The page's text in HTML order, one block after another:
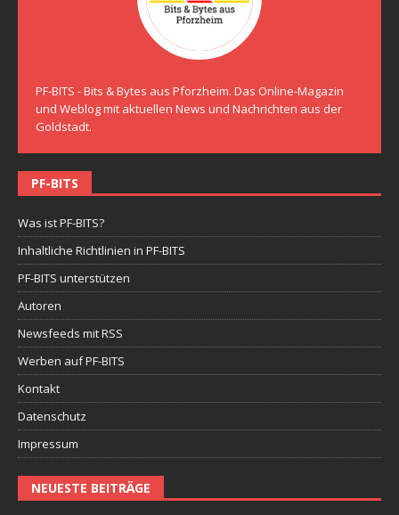
PF-BITS - Bits & Bytes aus Pforzheim. Das Online-Magazin
und Weblog mit aktuellen News und Nachrichten aus der
Goldstadt.
PF-BITS
Was ist PF-BITS?
Inhaltliche Richtlinien in PF-BITS
PF-BITS unterstützen
Autoren
Newsfeeds mit RSS
Werben auf PF-BITS
Kontakt
Datenschutz
Impressum
NEUESTE BEITRÄGE